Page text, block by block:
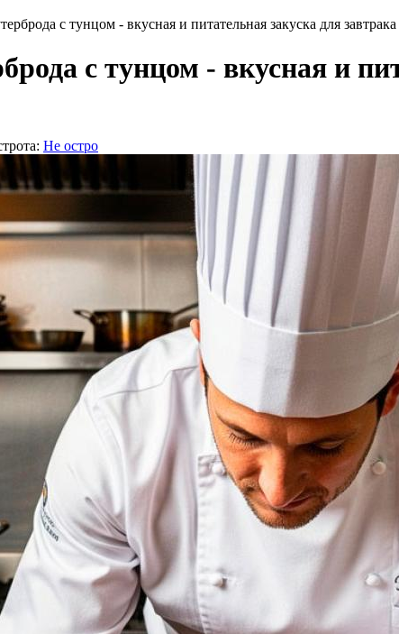
с тунцом - вкусная и питательная закуска для
с тунцом - вкусная и
Не остро